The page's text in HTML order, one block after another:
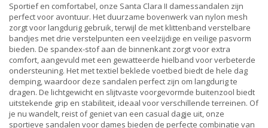
Sportief en comfortabel, onze Santa Clara II damessandalen zijn
perfect voor avontuur. Het duurzame bovenwerk van nylon mesh
zorgt voor langdurig gebruik, terwijl de met klittenband verstelbare
bandjes met drie verstelpunten een veelzijdige en veilige pasvorm
bieden. De spandex-stof aan de binnenkant zorgt voor extra
comfort, aangevuld met een gewatteerde hielband voor verbeterde
ondersteuning. Het met textiel beklede voetbed biedt de hele dag
demping, waardoor deze sandalen perfect zijn om langdurig te
dragen. De lichtgewicht en slijtvaste voorgevormde buitenzool biedt
uitstekende grip en stabiliteit, ideaal voor verschillende terreinen. Of
je nu wandelt, reist of geniet van een casual dagje uit, onze
sportieve sandalen voor dames bieden de perfecte combinatie van